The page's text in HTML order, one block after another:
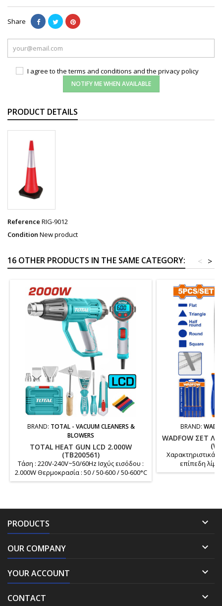
Share
I agree to the terms and conditions and the privacy policy
NOTIFY ME WHEN AVAILABLE
PRODUCT DETAILS
Reference RIG-9012
Condition New product
16 OTHER PRODUCTS IN THE SAME CATEGORY: >
<
BRAND: TOTAL - VACUUM CLEANERS &
BLOWERS
TOTAL HEAT GUN LCD 2.000W
(TB200561)
Τάση : 220V-240V~50/60Hz Ισχύς εισόδου :
2.000W Θερμοκρασία : 50 / 50-600 / 50-600°C
Ροή αέρα : 450 / 300 / 450 L/min
Περιλαμβάνει : 1 τεμ ακροφύσιο μείωσης 1
ακροφύσιο 1 τεμ ξύστρα 1 τεμ μαχαίρι με
κουμπωτή λεπίδα (THT511805) 1 τεμ
σπάτουλα...
BRAND:
WADFOW ΣΕΤ
Χαρακτηριστικά
επίπεδη
ημιστρόγγυλη
διπλή
PRODUCTS 
OUR COMPANY 
YOUR ACCOUNT 
CONTACT 